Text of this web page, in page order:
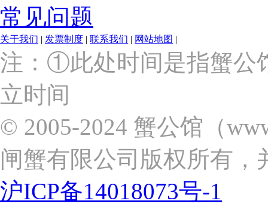
常见问题
关于我们 | 发票制度 | 联系我们 | 网站地图 |
上
海
市
浦
东
区
杨
路
号
（靠
注：①此处时间是指蟹公
立时间
© 2005-2024 蟹公馆（
闸蟹有限公司版权所有，
沪ICP备14018073号-1